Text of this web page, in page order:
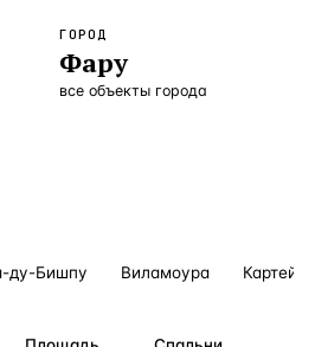
Россия · 3
Турция · 2
ГОРОД
Фару
все объекты города
ду-Бишпу Виламоура Картейра